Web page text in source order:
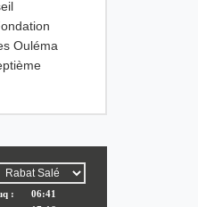
Ouléma